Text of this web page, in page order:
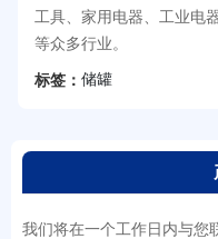
工具、家用电器、工业电
等众多行业。
标签： 储罐
我们将在一个工作日内与您